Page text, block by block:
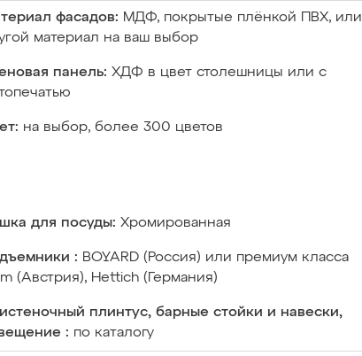
фасадов: МДФ, покрытые плёнкой ПВХ, или
материал на ваш выбор
панель: ХДФ в цвет столешницы или с
на выбор, более 300 цветов
для посуды: Хромированная
: BOYARD (Россия) или премиум класса
(Австрия), Hettich (Германия)
плинтус, барные стойки и навески,
: по каталогу